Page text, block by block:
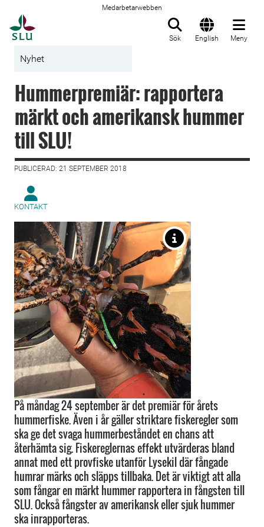
Medarbetarwebben
Sök English Meny
Nyhet
Hummerpremiär: rapportera
märkt och amerikansk hummer
till SLU!
PUBLICERAD: 21 SEPTEMBER 2018
KONTAKT
På måndag 24 september är det premiär för årets
hummerfiske. Även i år gäller striktare fiskeregler som
ska ge det svaga hummerbeståndet en chans att
återhämta sig. Fiskereglernas effekt utvärderas bland
annat med ett provfiske utanför Lysekil där fångade
humrar märks och släpps tillbaka. Det är viktigt att alla
som fångar en märkt hummer rapportera in fångsten till
SLU. Också fångster av amerikansk eller sjuk hummer
ska inrapporteras.